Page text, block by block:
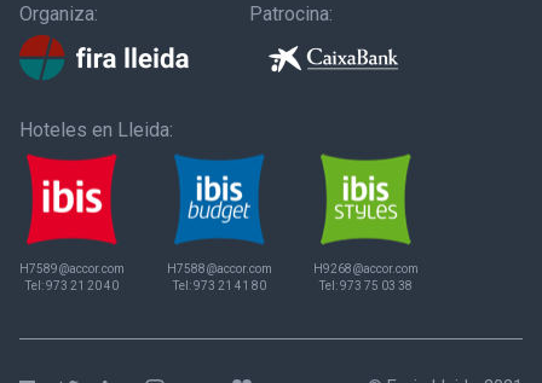
Organiza: Patrocina:
Hoteles en Lleida:
H7589@accor.com
Tel:973 21 20 40
H7588@accor.com
Tel:973 21 41 80
H9268@accor.com
Tel:973 75 03 38